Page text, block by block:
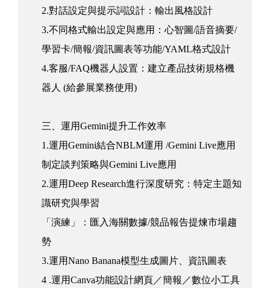
2.對話設定與提示詞設計：輸出風格設計
3.不同格式輸出設定與應用：心智圖/語音摘要/
學習卡/簡報/資訊圖表等功能/YAML格式設計
4.客服/FAQ機器人設置：建立產品技術規格機
器人 (給參展業務使用)
三、運用Gemini提升工作效率
1.運用Gemini結合NBLM運用 /Gemini Live應用
制定談判策略與Gemini Live應用
2.運用Deep Research進行深度研究：特定主題知
識研究與學習
「演練」：匯入海關數據/競品報告提煉市場趨
勢
3.運用Nano Banana模型生成圖片、資訊圖表
4 .運用Canva功能設計網頁／簡報／數位小工具